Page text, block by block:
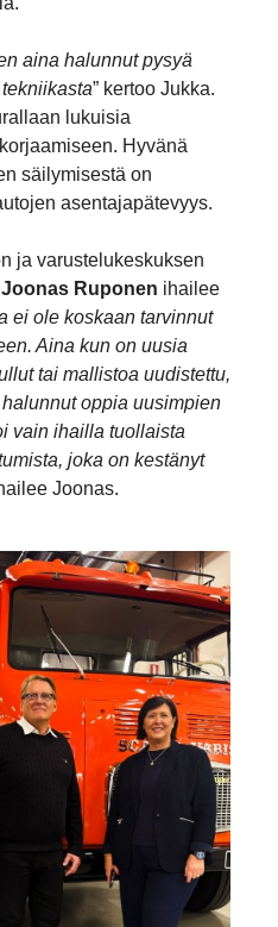
aina halunnut pysyä
” kertoo Jukka.
lukuisia
Hyvänä
säilymisestä on
asentajapätevyys.
ja varustelukeskuksen
Joonas Ruponen ihailee
ei ole koskaan tarvinnut
Aina kun on uusia
tai mallistoa uudistettu,
oppia uusimpien
vain ihailla tuollaista
joka on kestänyt
Joonas.